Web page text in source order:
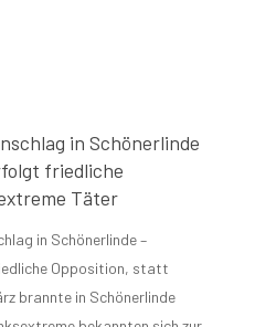
in Schönerlinde
friedliche
Täter
in Schönerlinde –
Opposition, statt
brannte in Schönerlinde